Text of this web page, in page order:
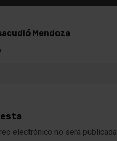
Mendoza
electrónico no será publicada.